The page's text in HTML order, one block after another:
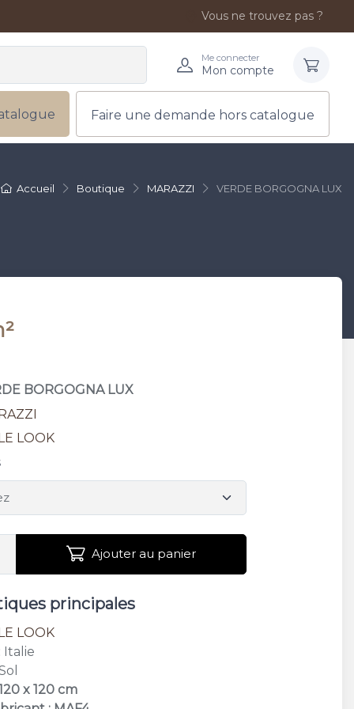
Vous ne trouvez pas ?
Me connecter
Mon compte
Faire une demande hors catalogue
Accueil Boutique MARAZZI VERDE BORGOGNA LUX
BORGOGNA LUX
LOOK
Ajouter au panier
principales
LOOK
: Italie
x 120 cm